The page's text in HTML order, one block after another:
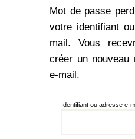
Mot de passe
votre identifiant
mail. Vous
créer un nouveau
e-mail.
Identifiant ou adresse e-